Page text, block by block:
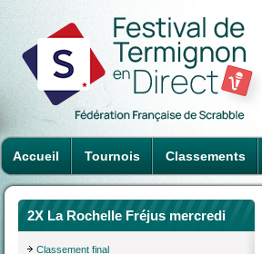
Accueil Tournois Classements
2X La Rochelle Fréjus mercredi
Classement final